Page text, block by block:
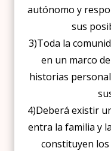
autónomo y
sus
3)Toda la
en un marco
historias
4)Deberá existir
entra la familia y
constituyen los